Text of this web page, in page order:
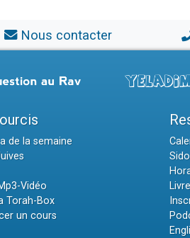
Nous contacter
de la semaine
Vidéo
Torah-Box
un cours